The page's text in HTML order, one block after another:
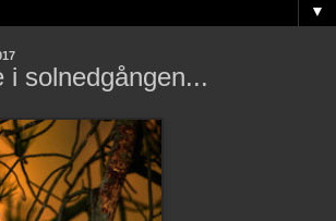
▼
i solnedgången...